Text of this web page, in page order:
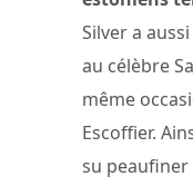
Silver a
au célèbre
même
Escoffier.
su peaufiner